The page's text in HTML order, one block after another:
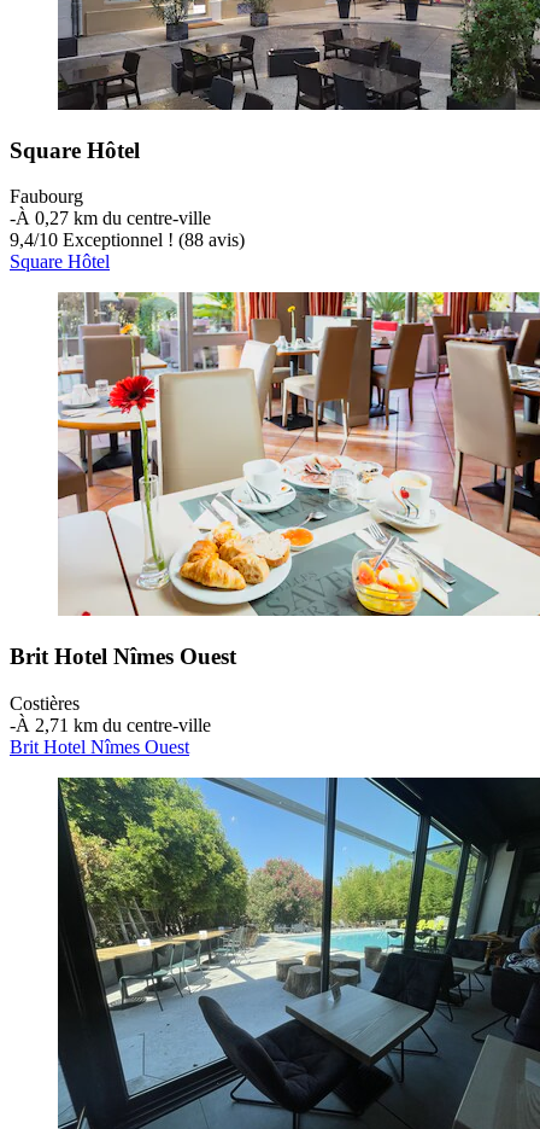
Square Hôtel
Faubourg
‐À 0,27 km du centre-ville
9,4/10 Exceptionnel ! (88 avis)
Square Hôtel
Brit Hotel Nîmes Ouest
Costières
‐À 2,71 km du centre-ville
Brit Hotel Nîmes Ouest